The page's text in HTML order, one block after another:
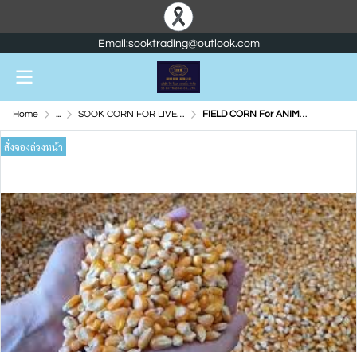
Email:sooktrading@outlook.com
Home ... SOOK CORN FOR LIVE STOCK FIELD CORN For ANIMAL FEED
สั่งจองล่วงหน้า